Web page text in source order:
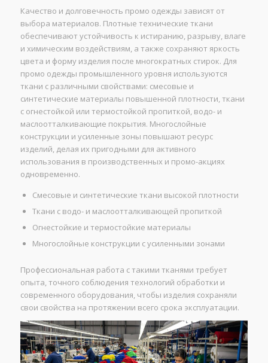
Качество и долговечность промо одежды зависят от
выбора материалов. Плотные технические ткани
обеспечивают устойчивость к истиранию, разрыву, влаге
и химическим воздействиям, а также сохраняют яркость
цвета и форму изделия после многократных стирок. Для
промо одежды промышленного уровня используются
ткани с различными свойствами: смесовые и
синтетические материалы повышенной плотности, ткани
с огнестойкой или термостойкой пропиткой, водо- и
маслоотталкивающие покрытия. Многослойные
конструкции и усиленные зоны повышают ресурс
изделий, делая их пригодными для активного
использования в производственных и промо-акциях
одновременно.
Смесовые и синтетические ткани высокой плотности
Ткани с водо- и маслоотталкивающей пропиткой
Огнестойкие и термостойкие материалы
Многослойные конструкции с усиленными зонами
Профессиональная работа с такими тканями требует
опыта, точного соблюдения технологий обработки и
современного оборудования, чтобы изделия сохраняли
свои свойства на протяжении всего срока эксплуатации.